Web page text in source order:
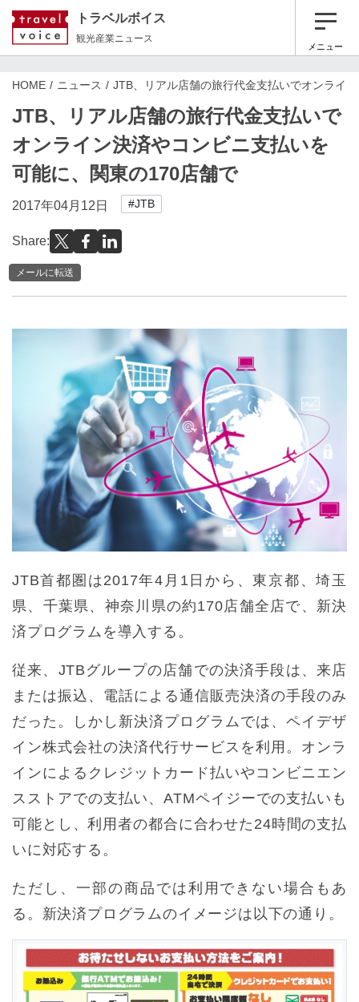
トラベルボイス
観光産業ニュース
メニュー
HOME ニュース JTB、リアル店舗の旅行代金支払いでオンライ
JTB、リアル店舗の旅行代金支払いで
オンライン決済やコンビニ支払いを
可能に、関東の170店舗で
2017年04月12日 #JTB
Share:
メールに転送
JTB首都圏は2017年4月1日から、東京都、埼玉
県、千葉県、神奈川県の約170店舗全店で、新決
済プログラムを導入する。
従来、JTBグループの店舗での決済手段は、来店
または振込、電話による通信販売決済の手段のみ
だった。しかし新決済プログラムでは、ペイデザ
イン株式会社の決済代行サービスを利用。オンラ
インによるクレジットカード払いやコンビニエン
スストアでの支払い、ATMペイジーでの支払いも
可能とし、利用者の都合に合わせた24時間の支払
いに対応する。
ただし、一部の商品では利用できない場合もあ
る。新決済プログラムのイメージは以下の通り。